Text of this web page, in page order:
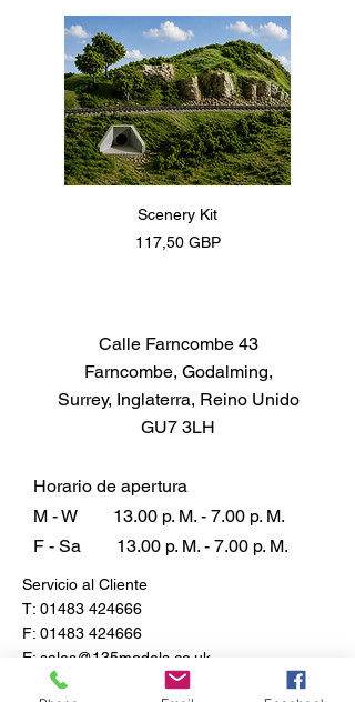
cm3)
T1341 - Agitador de suelo para
césped fino - 57.7 in3 (945
cm3)
Scenery Kit
Precio
117,50 GBP
Calle Farncombe 43
Farncombe, Godalming,
Surrey, Inglaterra, Reino Unido
GU7 3LH
Horario de apertura
M - W
13.00 p. M. - 7.00 p. M.
F - Sa
13.00 p. M. - 7.00 p. M.
Servicio al Cliente
T: 01483 424666
F: 01483 424666
E: sales@135models.co.uk
Preguntas más frecuentes